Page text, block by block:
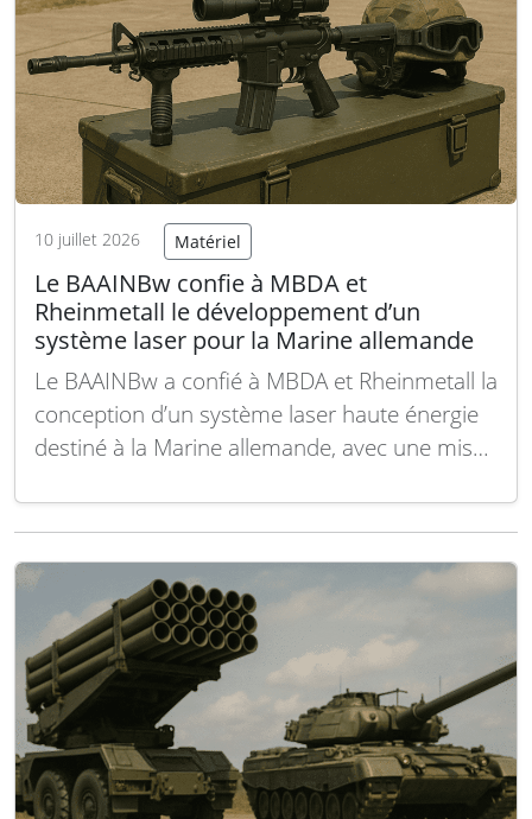
10 juillet 2026 Matériel
Le BAAINBw confie à MBDA et
Rheinmetall le développement d’un
système laser pour la Marine allemande
Le BAAINBw a confié à MBDA et Rheinmetall la
conception d’un système laser haute énergie
destiné à la Marine allemande, avec une mise
Bureau fédéral allemand d’équipement, de
de la Bundeswehr (BAAINBw) a signé…Lire la
suite